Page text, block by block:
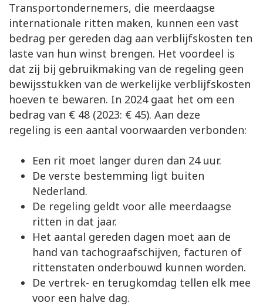
Transportondernemers, die meerdaagse
internationale ritten maken, kunnen een vast
bedrag per gereden dag aan verblijfskosten ten
laste van hun winst brengen. Het voordeel is
dat zij bij gebruikmaking van de regeling geen
bewijsstukken van de werkelijke verblijfskosten
hoeven te bewaren. In 2024 gaat het om een
bedrag van € 48 (2023: € 45). Aan deze
regeling is een aantal voorwaarden verbonden:
Een rit moet langer duren dan 24 uur.
De verste bestemming ligt buiten
Nederland.
De regeling geldt voor alle meerdaagse
ritten in dat jaar.
Het aantal gereden dagen moet aan de
hand van tachograafschijven, facturen of
rittenstaten onderbouwd kunnen worden.
De vertrek- en terugkomdag tellen elk mee
voor een halve dag.